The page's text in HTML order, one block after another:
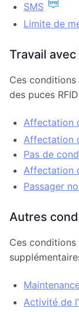
SMS
Limite de
Travail avec
Ces
des puces
Affectation
Affectation
Pas de
Affectation
Passager
Autres
Ces
Activité de